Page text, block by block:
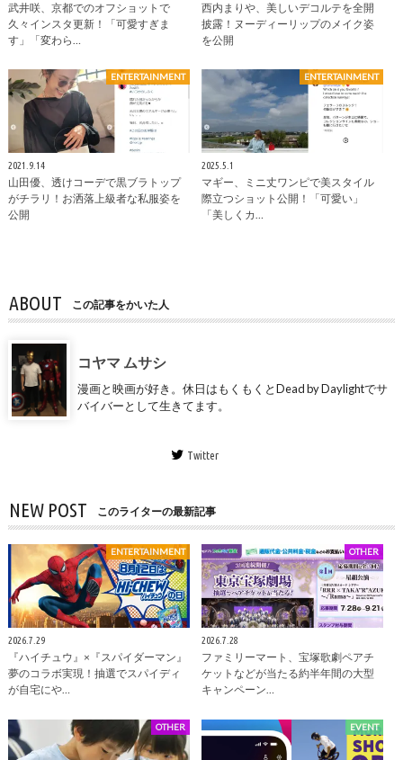
武井咲、京都でのオフショットで
久々インスタ更新！「可愛すぎま
す」「変わら…
西内まりや、美しいデコルテを全開
披露！ヌーディーリップのメイク姿
を公開
ENTERTAINMENT
2021.9.14
山田優、透けコーデで黒ブラトップ
がチラリ！お洒落上級者な私服姿を
公開
ENTERTAINMENT
2025.5.1
マギー、ミニ丈ワンピで美スタイル
際立つショット公開！「可愛い」
「美しくカ…
ABOUT この記事をかいた人
コヤマ ムサシ
漫画と映画が好き。休日はもくもくとDead by Daylightでサ
バイバーとして生きてます。
Twitter
NEW POST このライターの最新記事
ENTERTAINMENT
2026.7.29
『ハイチュウ』×『スパイダーマン』
夢のコラボ実現！抽選でスパイディ
が自宅にや…
OTHER
2026.7.28
ファミリーマート、宝塚歌劇ペアチ
ケットなどが当たる約半年間の大型
キャンペーン…
OTHER EVENT